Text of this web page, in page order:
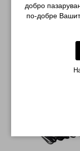
добро
по-добре